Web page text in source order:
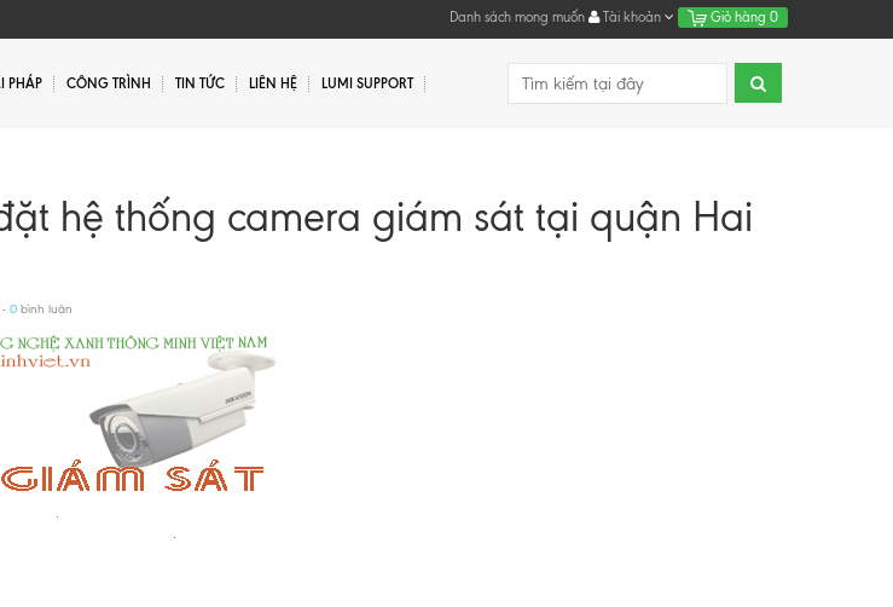
Danh sách mong muốn Tài khoản Giỏ hàng 0
PHÁP CÔNG TRÌNH TIN TỨC LIÊN HỆ LUMI SUPPORT
hệ thống camera giám sát tại quận Hai
0 bình luận